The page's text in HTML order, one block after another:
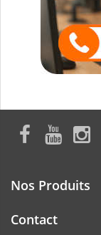
Nos Produits
Contact